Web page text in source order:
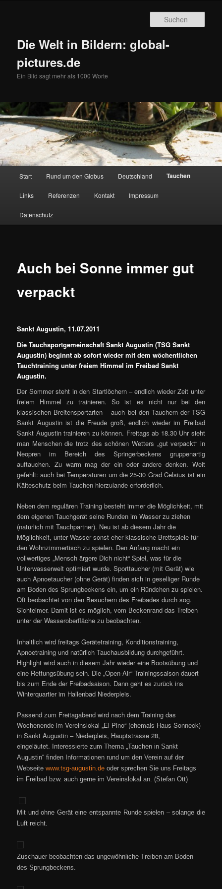
Die Welt in Bildern: global-
pictures.de
Ein Bild sagt mehr als 1000 Worte
Start Rund um den Globus Deutschland Tauchen
Links Referenzen Kontakt Impressum
Datenschutz
Auch bei Sonne immer gut
verpackt
Sankt Augustin, 11.07.2011
Die Tauchsportgemeinschaft Sankt Augustin (TSG Sankt
Augustin) beginnt ab sofort wieder mit dem wöchentlichen
Tauchtraining unter freiem Himmel im Freibad Sankt
Augustin.
Der Sommer steht in den Startlöchern – endlich wieder Zeit unter
freiem Himmel zu trainieren. So ist es nicht nur bei den
klassischen Breitensportarten – auch bei den Tauchern der TSG
Sankt Augustin ist die Freude groß, endlich wieder im Freibad
Sankt Augustin trainieren zu können. Freitags ab 18.30 Uhr sieht
man Menschen die trotz des schönen Wetters „gut verpackt“ in
Neopren im Bereich des Springerbeckens gruppenartig
auftauchen. Zu warm mag der ein oder andere denken. Weit
gefehlt: auch bei Temperaturen um die 25-30 Grad Celsius ist ein
Kälteschutz beim Tauchen hierzulande erforderlich.
Neben dem regulären Training besteht immer die Möglichkeit, mit
dem eigenen Tauchgerät seine Runden im Wasser zu ziehen
(natürlich mit Tauchpartner). Neu ist ab diesem Jahr die
Möglichkeit, unter Wasser sonst eher klassische Brettspiele für
den Wohnzimmertisch zu spielen. Den Anfang macht ein
vollwertiges „Mensch ärgere Dich nicht“ Spiel, was für die
Unterwasserwelt optimiert wurde. Sporttaucher (mit Gerät) wie
auch Apnoetaucher (ohne Gerät) finden sich in geselliger Runde
am Boden des Sprungbeckens ein, um ein Ründchen zu spielen.
Oft beobachtet von den Besuchern des Freibades durch sog.
Sichteimer. Damit ist es möglich, vom Beckenrand das Treiben
unter der Wasseroberfläche zu beobachten.
Inhaltlich wird freitags Gerätetraining, Konditionstraining,
Apnoetraining und natürlich Tauchausbildung durchgeführt.
Highlight wird auch in diesem Jahr wieder eine Bootsübung und
eine Rettungsübung sein. Die „Open-Air“ Trainingssaison dauert
bis zum Ende der Freibadsaison. Dann geht es zurück ins
Winterquartier im Hallenbad Niederpleis.
Passend zum Freitagabend wird nach dem Training das
Wochenende im Vereinslokal „El Pino“ (ehemals Haus Sonneck)
in Sankt Augustin – Niederpleis, Hauptstrasse 28,
eingeläutet. Interessierte zum Thema „Tauchen in Sankt
Augustin“ finden Informationen rund um den Verein auf der
Webseitewww.tsg-augustin.de oder sprechen Sie uns Freitags
im Freibad bzw. auch gerne im Vereinslokal an. (Stefan Ott)
Mit und ohne Gerät eine entspannte Runde spielen – solange die
Luft reicht.
Zuschauer beobachten das ungewöhnliche Treiben am Boden
des Sprungbeckens.